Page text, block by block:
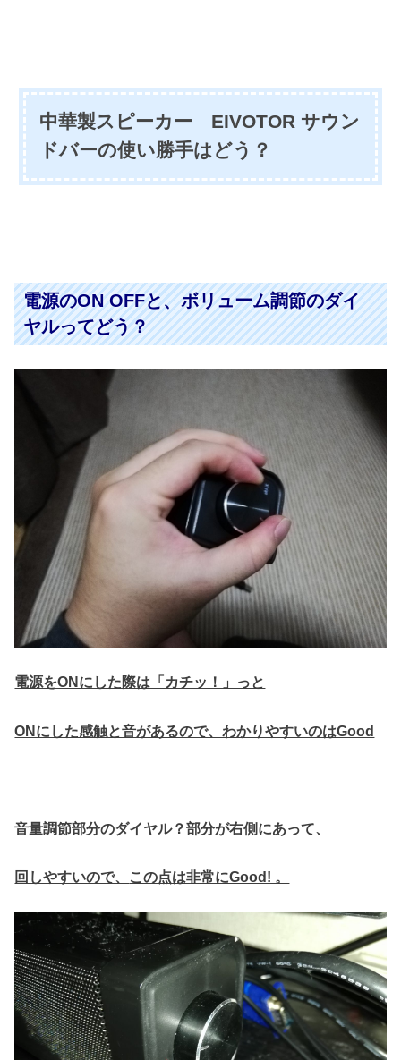
中華製スピーカー EIVOTOR サウン
ドバーの使い勝手はどう？
電源のON OFFと、ボリューム調節のダイ
ヤルってどう？
電源をONにした際は「カチッ！」っと
ONにした感触と音があるので、わかりやすいのはGood
音量調節部分のダイヤル？部分が右側にあって、
回しやすいので、 この点は非常にGood! 。